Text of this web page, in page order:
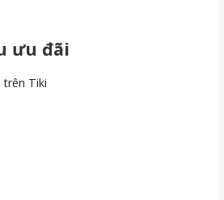
ưu đãi
trên Tiki